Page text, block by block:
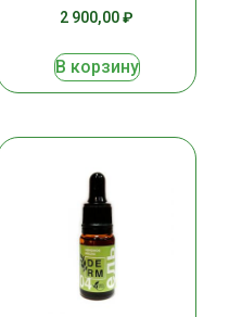
2 900,00₽
В корзину